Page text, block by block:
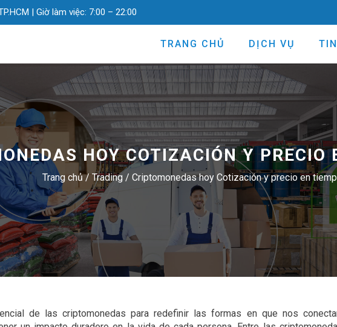
| Giờ làm việc: 7:00 – 22:00
TRANG CHỦ DỊCH VỤ
HOY COTIZACIÓN Y PRECIO
Trang chủ/ Trading / Criptomonedas hoy Cotización y precio en
de las criptomonedas para redefinir las formas en que nos